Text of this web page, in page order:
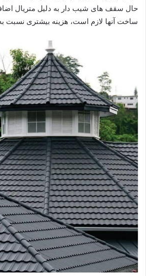
حال سقف های شیب دار به دلیل متریال
ساخت آنها لازم است، هزینه بیشتری نسبت